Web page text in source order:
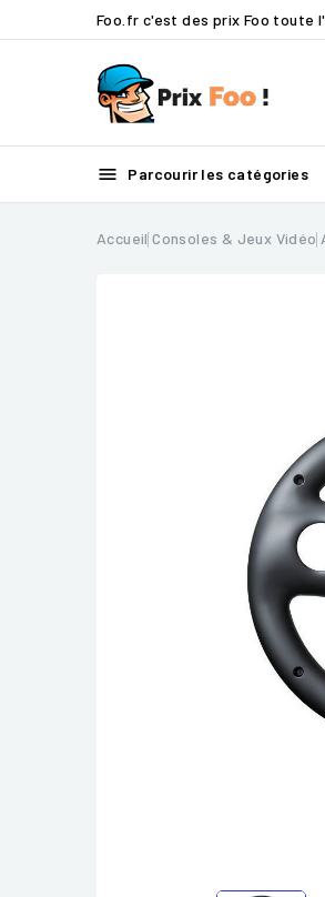
Foo.fr c'est des prix Foo toute
 Parcourir les catégories
Accueil Consoles & Jeux Vidéo